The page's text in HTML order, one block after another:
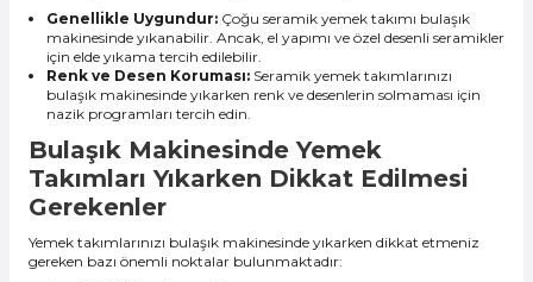
Genellikle Uygundur: Çoğu seramik yemek takımı bulaşık
makinesinde yıkanabilir. Ancak, el yapımı ve özel desenli seramikler
için elde yıkama tercih edilebilir.
Renk ve Desen Koruması: Seramik yemek takımlarınızı
bulaşık makinesinde yıkarken renk ve desenlerin solmaması için
nazik programları tercih edin.
Bulaşık Makinesinde Yemek
Takımları Yıkarken Dikkat Edilmesi
Gerekenler
Yemek takımlarınızı bulaşık makinesinde yıkarken dikkat etmeniz
gereken bazı önemli noktalar bulunmaktadır: